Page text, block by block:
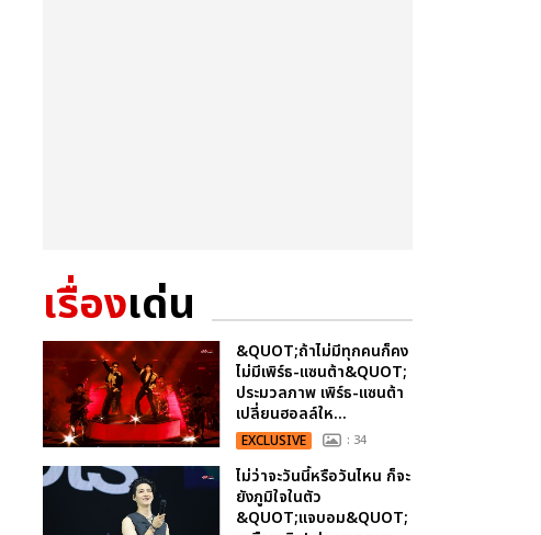
เรื่องเด่น
&QUOT;ถ้าไม่มีทุกคนก็คง
ไม่มีเพิร์ธ-แซนต้า&QUOT;
ประมวลภาพ เพิร์ธ-แซนต้า
เปลี่ยนฮอลล์ให...
EXCLUSIVE : 34
ไม่ว่าจะวันนี้หรือวันไหน ก็จะ
ยังภูมิใจในตัว
&QUOT;แจบอม&QUOT;